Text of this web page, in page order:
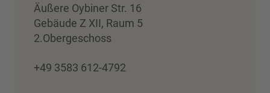
Äußere Oybiner Str. 16
Gebäude Z XII, Raum 5
2.Obergeschoss
+49 3583 612-4792